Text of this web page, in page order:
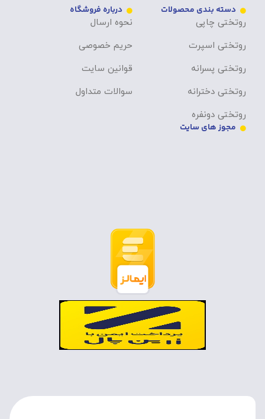
دسته بندی محصولات
روتختی چاپی
روتختی اسپرت
روتختی پسرانه
روتختی دخترانه
روتختی دونفره
درباره فروشگاه
نحوه ارسال
حریم خصوصی
قوانین سایت
سوالات متداول
مجوز های سایت